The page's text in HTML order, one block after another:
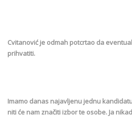
Cvitanović je odmah potcrtao da
prihvatiti.
Imamo danas najavljenu jednu
niti će nam značiti izbor te osobe. Ja